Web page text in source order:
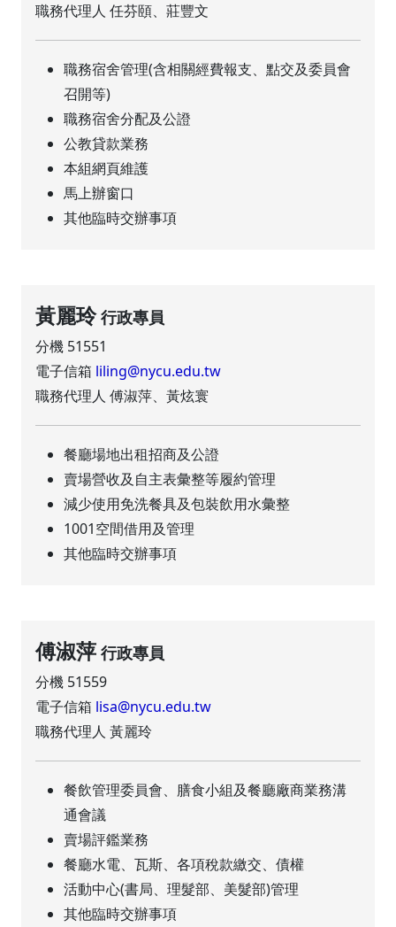
職務代理人 任芬頤、莊豐文
職務宿舍管理(含相關經費報支、點交及委員會
召開等)
職務宿舍分配及公證
公教貸款業務
本組網頁維護
馬上辦窗口
其他臨時交辦事項
黃麗玲行政專員
分機 51551
電子信箱 liling@nycu.edu.tw
職務代理人 傅淑萍、黃炫寰
餐廳場地出租招商及公證
賣場營收及自主表彙整等履約管理
減少使用免洗餐具及包裝飲用水彙整
1001空間借用及管理
其他臨時交辦事項
傅淑萍 行政專員
分機 51559
電子信箱 lisa@nycu.edu.tw
職務代理人 黃麗玲
餐飲管理委員會、膳食小組及餐廳廠商業務溝
通會議
賣場評鑑業務
餐廳水電、瓦斯、各項稅款繳交、債權
活動中心(書局、理髮部、美髮部)管理
其他臨時交辦事項